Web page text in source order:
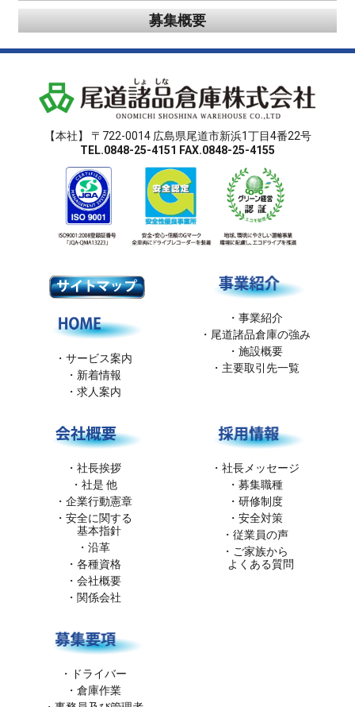
募集概要
【本社】 〒722-0014 広島県尾道市新浜1丁目4番22号
TEL.0848-25-4151 FAX.0848-25-4155
サービス案内
新着情報
求人案内
事業紹介
尾道諸品倉庫の強み
施設概要
主要取引先一覧
社長挨拶
社是 他
企業行動憲章
安全に関する
基本指針
沿革
各種資格
会社概要
関係会社
社長メッセージ
募集職種
研修制度
安全対策
従業員の声
ご家族から
よくある質問
ドライバー
倉庫作業